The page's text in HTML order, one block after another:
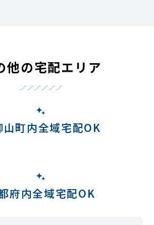
他の宅配エリア
山町内全域宅配OK
府内全域宅配OK